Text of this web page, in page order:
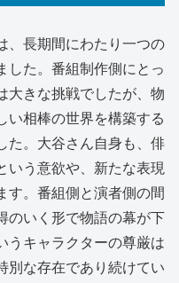
、長期間にわたり一つの
した。番組制作側にとっ
大きな挑戦でしたが、物
い相棒の世界を構築する
た。大谷さん自身も、俳
いう意欲や、新たな表現
す。番組側と演者側の間
のいく形で物語の幕が下
うキャラクターの尊厳は
別な存在であり続けてい